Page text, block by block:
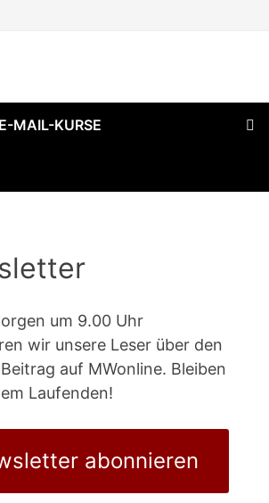
E-MAIL-KURSE
um 9.00 Uhr
wir unsere Leser über den
auf MWonline. Bleiben
Laufenden!
abonnieren